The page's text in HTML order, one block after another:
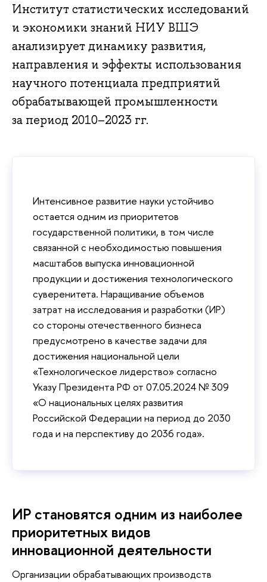
Институт статистических исследований
и экономики знаний НИУ ВШЭ
анализирует динамику развития,
направления и эффекты использования
научного потенциала предприятий
обрабатывающей промышленности
за период 2010–2023 гг.
Интенсивное развитие науки устойчиво
остается одним из приоритетов
государственной политики, в том числе
связанной с необходимостью повышения
масштабов выпуска инновационной
продукции и достижения технологического
суверенитета. Наращивание объемов
затрат на исследования и разработки (ИР)
со стороны отечественного бизнеса
предусмотрено в качестве задачи для
достижения национальной цели
«Технологическое лидерство» согласно
Указу Президента РФ от 07.05.2024 № 309
«О национальных целях развития
Российской Федерации на период до 2030
года и на перспективу до 2036 года».
ИР становятся одним из наиболее
приоритетных видов
инновационной деятельности
Организации обрабатывающих производств